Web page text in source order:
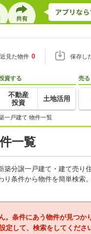
見た物件 0 保存し
資する
不動産
投資
土地活用
売る
一戸建て 物件一覧
一覧
分譲一戸建て・建て売り
条件から物件を簡単検索
。条件にあう物件が見つか
定して、検索をしてくださ